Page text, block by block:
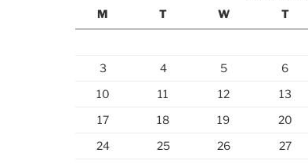
M
T W T
3 4 5
6
10
11 12
13
17
18 19
20
24
25 26 27